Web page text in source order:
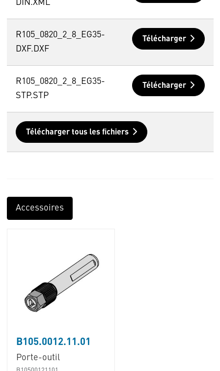
DIN.XML
R105_0820_2_8_EG35-
DXF.DXF
Télécharger
R105_0820_2_8_EG35-
STP.STP
Télécharger
Télécharger tous les fichiers
Accessoires
B105.0012.11.01
Porte-outil